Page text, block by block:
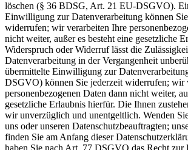
löschen (§ 36 BDSG, Art. 21 EU-DSGVO).
Einwilligung zur Datenverarbeitung können
widerrufen; wir verarbeiten Ihre
nicht weiter, außer es besteht eine gesetzliche
Widerspruch oder Widerruf lässt die
Datenverarbeitung in der Vergangenheit
übermittelte Einwilligung zur
DSGVO) können Sie jederzeit widerrufen; wir
personenbezogenen Daten dann nicht weiter,
gesetzliche Erlaubnis hierfür. Die Ihnen
wir unverzüglich und unentgeltlich. Wenden
uns oder unseren Datenschutzbeauftragten;
finden Sie am Anfang dieser
haben Sie nach Art. 77 DSGVO das Recht zur